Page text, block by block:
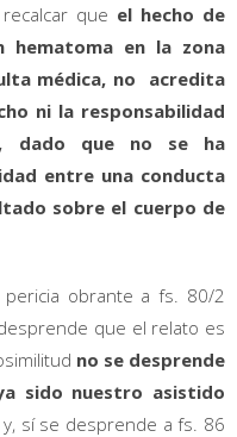
que el hecho de
hematoma en la zona
médica, no acredita
ni la responsabilidad
dado que no se ha
entre una conducta
sobre el cuerpo de
obrante a fs. 80/2
que el relato es
no se desprende
sido nuestro asistido
sí se desprende a fs. 86